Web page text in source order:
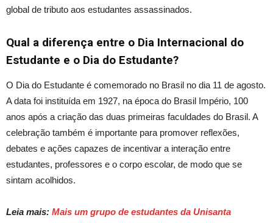
global de tributo aos estudantes assassinados.
Qual a diferença entre o Dia Internacional do
Estudante e o Dia do Estudante?
O Dia do Estudante é comemorado no Brasil no dia 11 de agosto.
A data foi instituída em 1927, na época do Brasil Império, 100
anos após a criação das duas primeiras faculdades do Brasil. A
celebração também é importante para promover reflexões,
debates e ações capazes de incentivar a interação entre
estudantes, professores e o corpo escolar, de modo que se
sintam acolhidos.
Leia mais: Mais um grupo de estudantes da Unisanta